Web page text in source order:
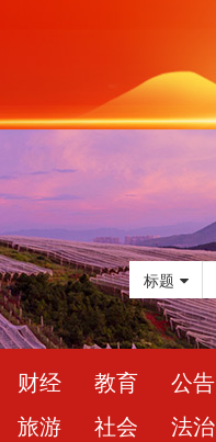
标题
财经 教育
公告
旅游
社会 法治